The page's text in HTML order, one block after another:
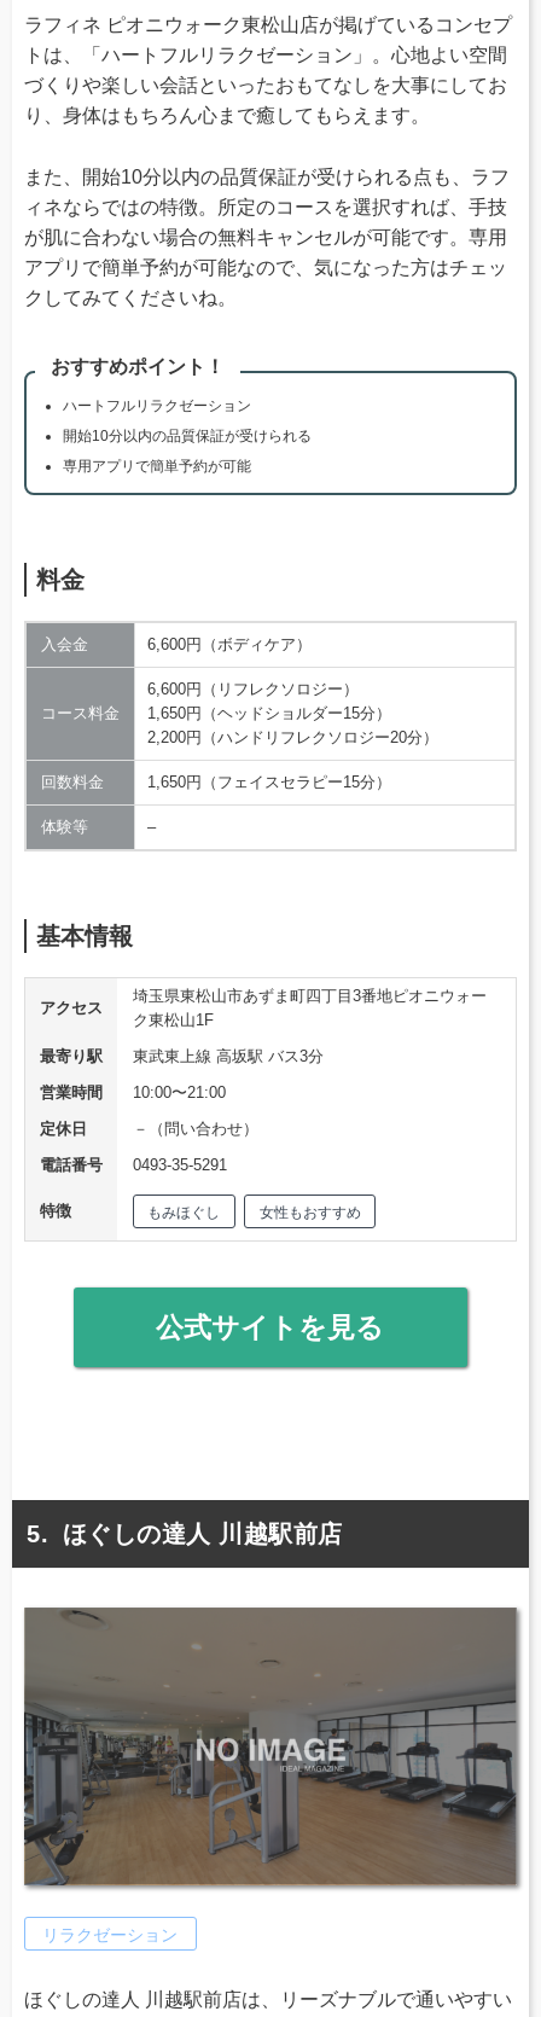
ラフィネ ピオニウォーク東松山店が掲げているコンセプ
トは、「ハートフルリラクゼーション」。心地よい空間
づくりや楽しい会話といったおもてなしを大事にしてお
り、身体はもちろん心まで癒してもらえます。
また、開始10分以内の品質保証が受けられる点も、ラフ
ィネならではの特徴。所定のコースを選択すれば、手技
が肌に合わない場合の無料キャンセルが可能です。専用
アプリで簡単予約が可能なので、気になった方はチェッ
クしてみてくださいね。
おすすめポイント！
ハートフルリラクゼーション
開始10分以内の品質保証が受けられる
専用アプリで簡単予約が可能
料金
入会金 6,600円（ボディケア）
コース料金
6,600円（リフレクソロジー）
1,650円（ヘッドショルダー15分）
2,200円（ハンドリフレクソロジー20分）
回数料金 1,650円（フェイスセラピー15分）
体験等 –
基本情報
アクセス
埼玉県東松山市あずま町四丁目3番地ピオニウォー
ク東松山1F
最寄り駅
東武東上線 高坂駅 バス3分
営業時間
10:00〜21:00
定休日
－（問い合わせ）
電話番号
0493-35-5291
特徴 もみほぐし 女性もおすすめ
公式サイトを見る
ほぐしの達人 川越駅前店
リラクゼーション
ほぐしの達人 川越駅前店は、リーズナブルで通いやすい